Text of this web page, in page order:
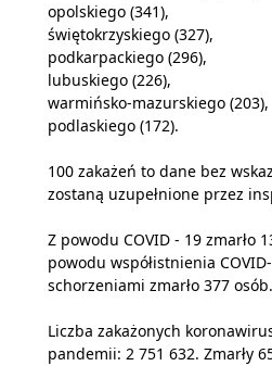
opolskiego (341),
świętokrzyskiego (327),
podkarpackiego (296),
lubuskiego (226),
warmińsko-mazurskiego (203),
podlaskiego (172).
100 zakażeń to dane bez
zostaną uzupełnione przez
Z powodu COVID - 19 zmarło
powodu współistnienia
schorzeniami zmarło 377 osób.
Liczba zakażonych
pandemii: 2 751 632. Zmarły